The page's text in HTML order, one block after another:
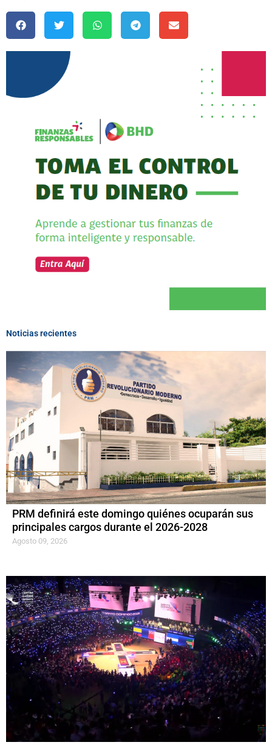
Noticias recientes
PRM definirá este domingo quiénes ocuparán sus
principales cargos durante el 2026-2028
Agosto 09, 2026